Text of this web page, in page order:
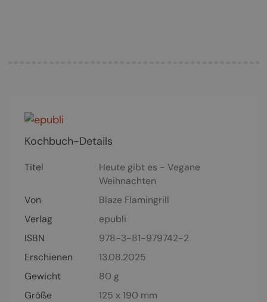
Kochbuch-Details
Titel
Heute gibt es - Vegane
Weihnachten
Von
Blaze Flamingrill
Verlag
epubli
ISBN
978-3-81-979742-2
Erschienen
13.08.2025
Gewicht
80 g
Größe
125 x 190 mm